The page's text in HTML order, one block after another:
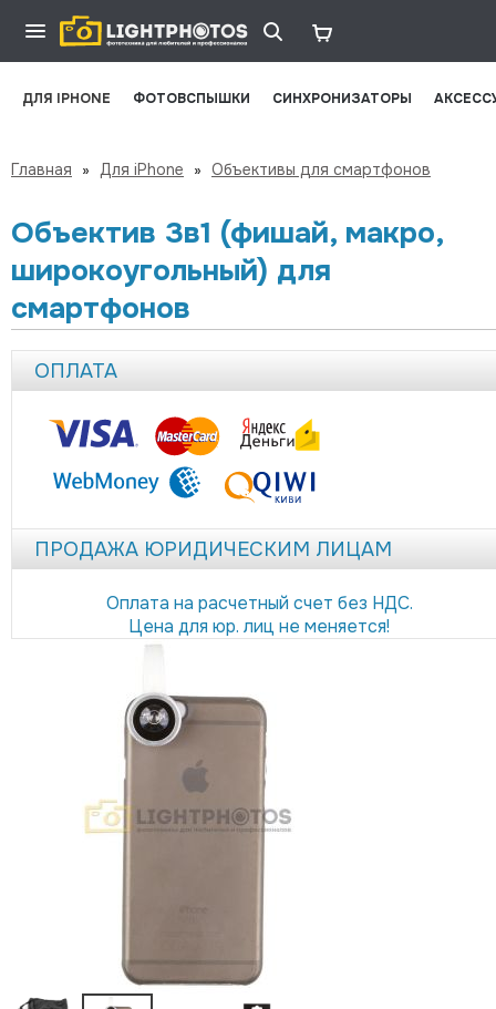
ДЛЯ IPHONE ФОТОВСПЫШКИ СИНХРОНИЗАТОРЫ
Главная » Для iPhone » Объективы для смартфонов
Объектив 3в1 (фишай, макро,
широкоугольный) для
смартфонов
ОПЛАТА
ПРОДАЖА ЮРИДИЧЕСКИМ ЛИЦАМ
Оплата на расчетный счет без НДС.
Цена для юр. лиц не меняется!